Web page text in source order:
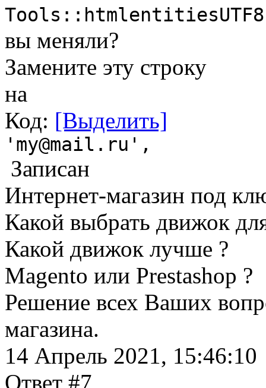
вы меняли?
Замените эту строку
на
Код: [Выделить]
'my@mail.ru',
Записан
Интернет-магазин под
Какой выбрать движок
Какой движок лучше ?
Magento или Prestashop ?
Решение всех Ваших
магазина.
14 Апрель 2021, 15:46:10
Ответ #7